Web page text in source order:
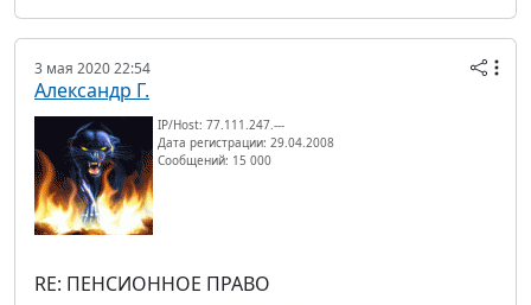
3 мая 2020 22:54
Александр Г.
IP/Host: 77.111.247.---
Дата регистрации: 29.04.2008
Сообщений: 15 000
RE: ПЕНСИОННОЕ ПРАВО